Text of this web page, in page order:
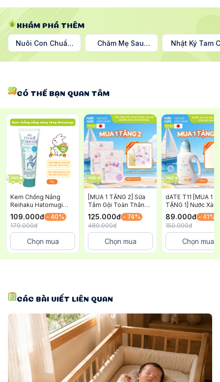
KHÁM PHÁ THÊM
Nuôi Con Chuẩn
Nhật
Chăm Mẹ Sau
Sinh
Nhật Ký Tam
Nguyệt
CÓ THỂ BẠN QUAN TÂM
Kem Chống Nắng
Reihaku Hatomugi
Nâng Tông và Dưỡng
Ẩm Cho Da SPF 50+
PA++++ Xanh 70g
109.000đ - 40%
179.000đ
Chọn mua
[MUA 1 TẶNG 2] Sữa
Tắm Gội Toàn Thân
Cho Bé Awapiyo
SmartAngel Dịu Nhẹ
Lành Tính Hương Hoa
450ml x 2 gói
125.000đ - 74%
480.000đ
Chọn mua
dATE T11 [MUA 1
TẶNG 1] Nước Xả
Quần Áo Trẻ Em
SmartAngel Dịu
An Toàn và Lành
Cho Bé Chai 1 Lít
89.000đ - 41%
150.000đ
Chọn mua
CÁC BÀI VIẾT LIÊN QUAN